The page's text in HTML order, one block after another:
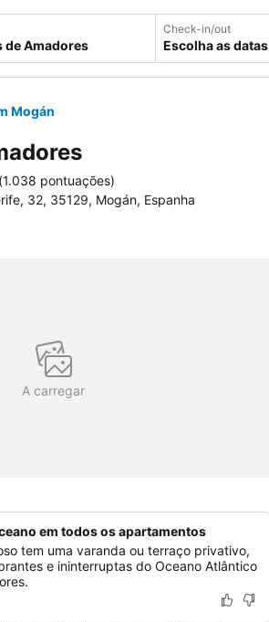
Check-in/out
Escolha as datas
Mogán
(1.038 pontuações)
32, 35129, Mogán, Espanha
A carregar
em todos os apartamentos
tem uma varanda ou terraço privativo,
e ininterruptas do Oceano Atlântico